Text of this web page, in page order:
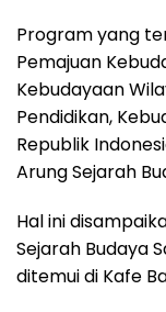
Program yang
Pemajuan
Kebudayaan
Pendidikan,
Republik
Arung Sejarah
Hal ini
Sejarah Budaya
ditemui di Kafe